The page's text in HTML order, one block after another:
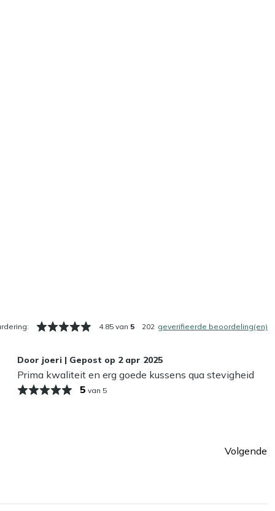
4.85 van 5 202 geverifieerde beoordeling(en)
Door joeri | Gepost op 2 apr 2025
Prima kwaliteit en erg goede kussens qua stevigheid
5 van 5
Volgende